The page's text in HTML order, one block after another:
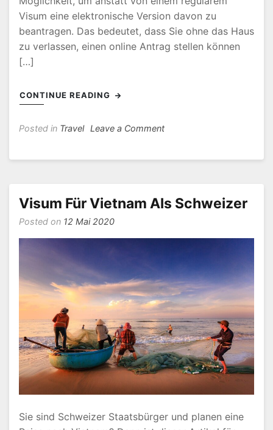
Visum eine elektronische Version davon zu
beantragen. Das bedeutet, dass Sie ohne das Haus
zu verlassen, einen online Antrag stellen können
[…]
CONTINUE READING
Posted in Travel Leave a Commenton
Visum
Für
Visum Für Vietnam Als Schweizer
Posted on 12 Mai 2020
Sie sind Schweizer Staatsbürger und planen eine